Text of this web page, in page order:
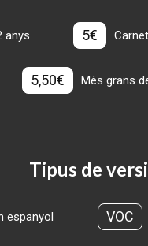
anys 5€
5,50€ Més grans
Tipus de
espanyol VOC